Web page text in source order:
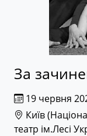
За
19 червня
Київ (
театр ім.Лесі